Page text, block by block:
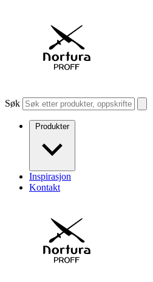
Søk
Produkter
Inspirasjon
Kontakt